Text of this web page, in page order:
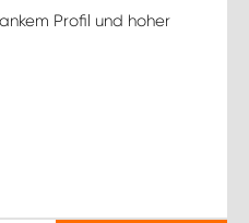
Profil und hoher